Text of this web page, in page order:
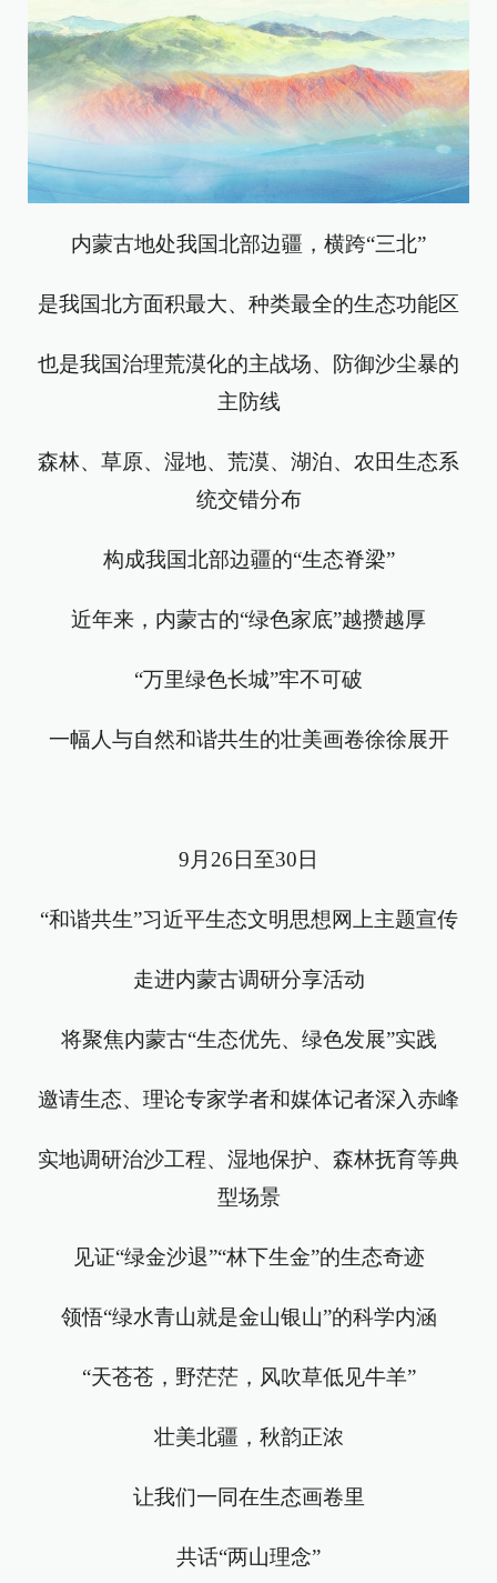
内蒙古地处我国北部边疆，横跨“三北”
是我国北方面积最大、种类最全的生态功能区
也是我国治理荒漠化的主战场、防御沙尘暴的
主防线
森林、草原、湿地、荒漠、湖泊、农田生态系
统交错分布
构成我国北部边疆的“生态脊梁”
近年来，内蒙古的“绿色家底”越攒越厚
“万里绿色长城”牢不可破
一幅人与自然和谐共生的壮美画卷徐徐展开
9月26日至30日
“和谐共生”习近平生态文明思想网上主题宣传
走进内蒙古调研分享活动
将聚焦内蒙古“生态优先、绿色发展”实践
邀请生态、理论专家学者和媒体记者深入赤峰
实地调研治沙工程、湿地保护、森林抚育等典
型场景
见证“绿金沙退”“林下生金”的生态奇迹
领悟“绿水青山就是金山银山”的科学内涵
“天苍苍，野茫茫，风吹草低见牛羊”
壮美北疆，秋韵正浓
让我们一同在生态画卷里
共话“两山理念”